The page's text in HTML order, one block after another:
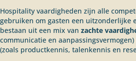
Hospitality vaardigheden zijn alle
gebruiken om gasten een uitzonderlijke
bestaan uit een mix van zachte
communicatie en
(zoals productkennis, talenkennis en